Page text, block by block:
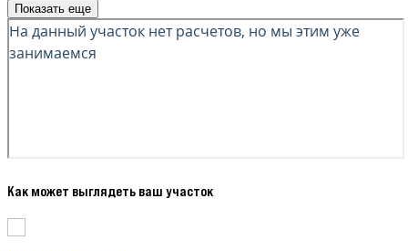
Показать еще
Как может выглядеть ваш участок